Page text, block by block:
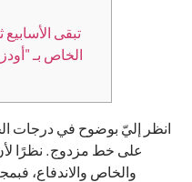
تبقى
الخاص بـ
انظر إليّ بوضوح في درجات
على خط مزدوج. نظرًا
والخاص والاندفاع،